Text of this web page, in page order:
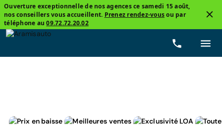
Ouverture exceptionnelle de nos agences ce samedi 15 août,
nos conseillers vous accueillent. Prenez rendez-vousou par
téléphone au09.72.72.20.02
Carburants Boîtes